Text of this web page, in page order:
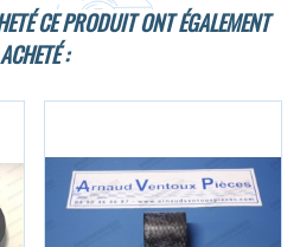
CE PRODUIT ONT ÉGALEMENT
ACHETÉ :